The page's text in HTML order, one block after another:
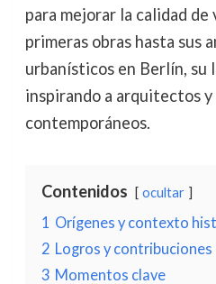
para mejorar la calidad de
primeras obras hasta sus
urbanísticos en Berlín, su
inspirando a arquitectos
contemporáneos.
Contenidos ocultar
1 Orígenes y contexto
2 Logros y contribuciones
3 Momentos clave